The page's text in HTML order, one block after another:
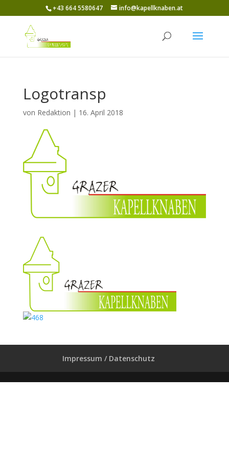
+43 664 5580647 info@kapellknaben.at
Logotransp
von Redaktion | 16. April 2018
Impressum / Datenschutz